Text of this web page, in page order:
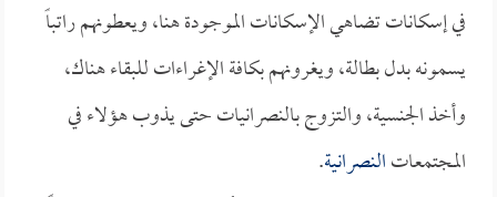
في إسكانات تضاهي الإسكانات الموجودة هنا، ويعطونهم راتباً
يسمونه بدل بطالة، ويغرونهم بكافة الإغراءات للبقاء هناك،
وأخذ الجنسية، والتزوج بالنصرانيات حتى يذوب هؤلاء في
المجتمعاتالنصرانية.